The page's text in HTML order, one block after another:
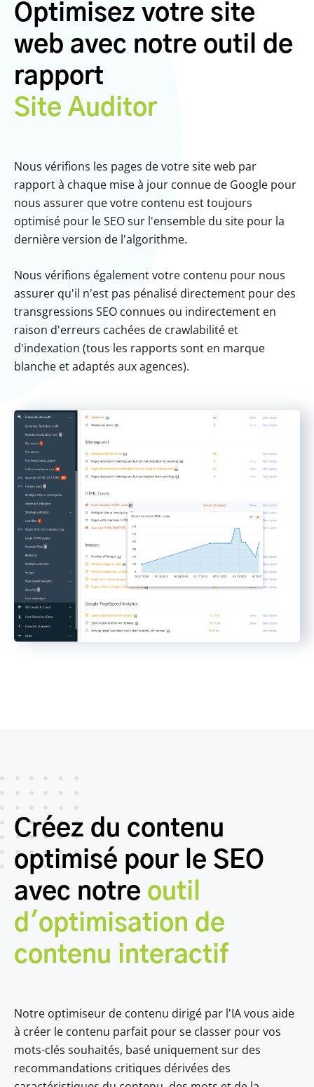
Optimisez votre site
web avec notre outil de
rapport
Site Auditor
Nous vérifions les pages de votre site web par
rapport à chaque mise à jour connue de Google pour
nous assurer que votre contenu est toujours
optimisé pour le SEO sur l'ensemble du site pour la
dernière version de l'algorithme.
Nous vérifions également votre contenu pour nous
assurer qu'il n'est pas pénalisé directement pour des
transgressions SEO connues ou indirectement en
raison d'erreurs cachées de crawlabilité et
d'indexation (tous les rapports sont en marque
blanche et adaptés aux agences).
Créez du contenu
optimisé pour le SEO
avec notre outil
d'optimisation de
contenu interactif
Notre optimiseur de contenu dirigé par l'IA vous aide
à créer le contenu parfait pour se classer pour vos
mots-clés souhaités, basé uniquement sur des
recommandations critiques dérivées des